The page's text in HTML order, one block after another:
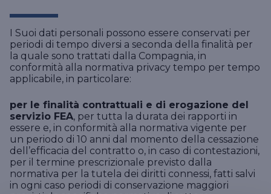
I Suoi dati personali possono essere conservati per
periodi di tempo diversi a seconda della finalità per
la quale sono trattati dalla Compagnia, in
conformità alla normativa privacy tempo per tempo
applicabile, in particolare:
per le finalità contrattuali e di erogazione del
servizio FEA, per tutta la durata dei rapporti in
essere e, in conformità alla normativa vigente per
un periodo di 10 anni dal momento della cessazione
dell’efficacia del contratto o, in caso di contestazioni,
per il termine prescrizionale previsto dalla
normativa per la tutela dei diritti connessi, fatti salvi
in ogni caso periodi di conservazione maggiori